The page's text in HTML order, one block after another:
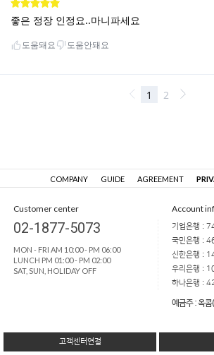
COMPANY GUIDE AGREEMENT
Customer center
02-1877-5073
MON - FRI AM 10:00 - PM 06:00
LUNCH PM 01:00 - PM 02:00
SAT, SUN, HOLIDAY OFF
Account
기업은행 :
국민은행 :
신한은행 :
우리은행 :
하나은행 :
예금주 : 옥콤
고객센터연결